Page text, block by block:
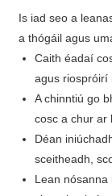
Is iad seo a
a thógáil agus
Caith éadaí
agus riospróirí
A chinntiú go
cosc ​​a chur ar
Déan
sceitheadh,
Lean